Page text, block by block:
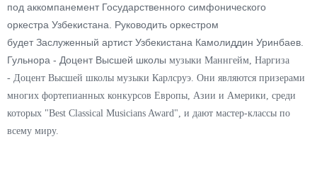
под аккомпанемент Государственного симфонического
оркестра Узбекистана. Руководить оркестром
будет Заслуженный артист Узбекистана Камолиддин Уринбаев.
Гульнора - Доцент Высшей школы музыки Маннгейм, Наргиза
- Доцент Высшей школы музыки Карлсруэ. Они являются призерами
многих фортепианных конкурсов Европы, Азии и Америки, среди
которых "Best Classical Musicians Award", и дают мастер-классы по
всему миру.